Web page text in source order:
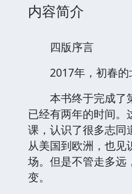
内容简介
四版序言
2017年，初春的
本书终于完成了第
已经有两年的时间。
课，认识了很多志同
从美国到欧洲，也见
场。但是不管走多远
变。